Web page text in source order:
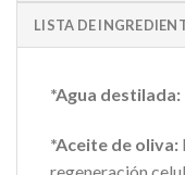
LISTA DE
*Agua destilada:
*Aceite de oliva: